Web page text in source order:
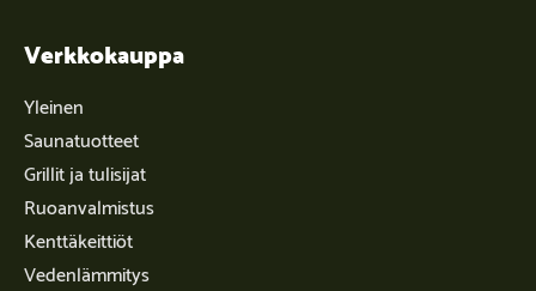
Verkkokauppa
Yleinen
Saunatuotteet
Grillit ja tulisijat
Ruoanvalmistus
Kenttäkeittiöt
Vedenlämmitys